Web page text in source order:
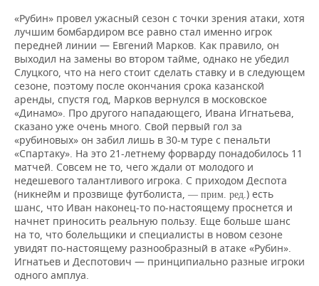
«Рубин» провел ужасный сезон с точки зрения атаки, хотя
лучшим бомбардиром все равно стал именно игрок
передней линии — Евгений Марков. Как правило, он
выходил на замены во втором тайме, однако не убедил
Слуцкого, что на него стоит сделать ставку и в следующем
сезоне, поэтому после окончания срока казанской
аренды, спустя год, Марков вернулся в московское
«Динамо». Про другого нападающего, Ивана Игнатьева,
сказано уже очень много. Свой первый гол за
«рубиновых» он забил лишь в 30-м туре с пенальти
«Спартаку». На это 21-летнему форварду понадобилось 11
матчей. Совсем не то, чего ждали от молодого и
недешевого талантливого игрока. С приходом Деспота
(никнейм и прозвище футболиста, — прим. ред.) есть
шанс, что Иван наконец-то по-настоящему проснется и
начнет приносить реальную пользу. Еще больше шанс
на то, что болельщики и специалисты в новом сезоне
увидят по-настоящему разнообразный в атаке «Рубин».
Игнатьев и Деспотович — принципиально разные игроки
одного амплуа.